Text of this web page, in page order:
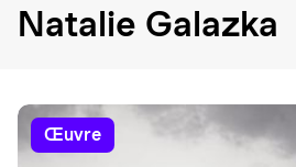
Natalie Galazka
œuvre